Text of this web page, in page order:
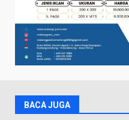
BACA JUGA